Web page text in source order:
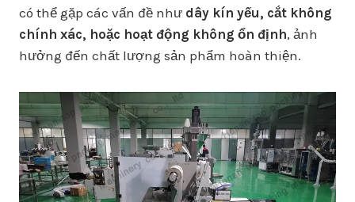
có thể gặp các vấn đề như dây kín yếu, cắt không
chính xác, hoặc hoạt động không ổn định, ảnh
hưởng đến chất lượng sản phẩm hoàn thiện.